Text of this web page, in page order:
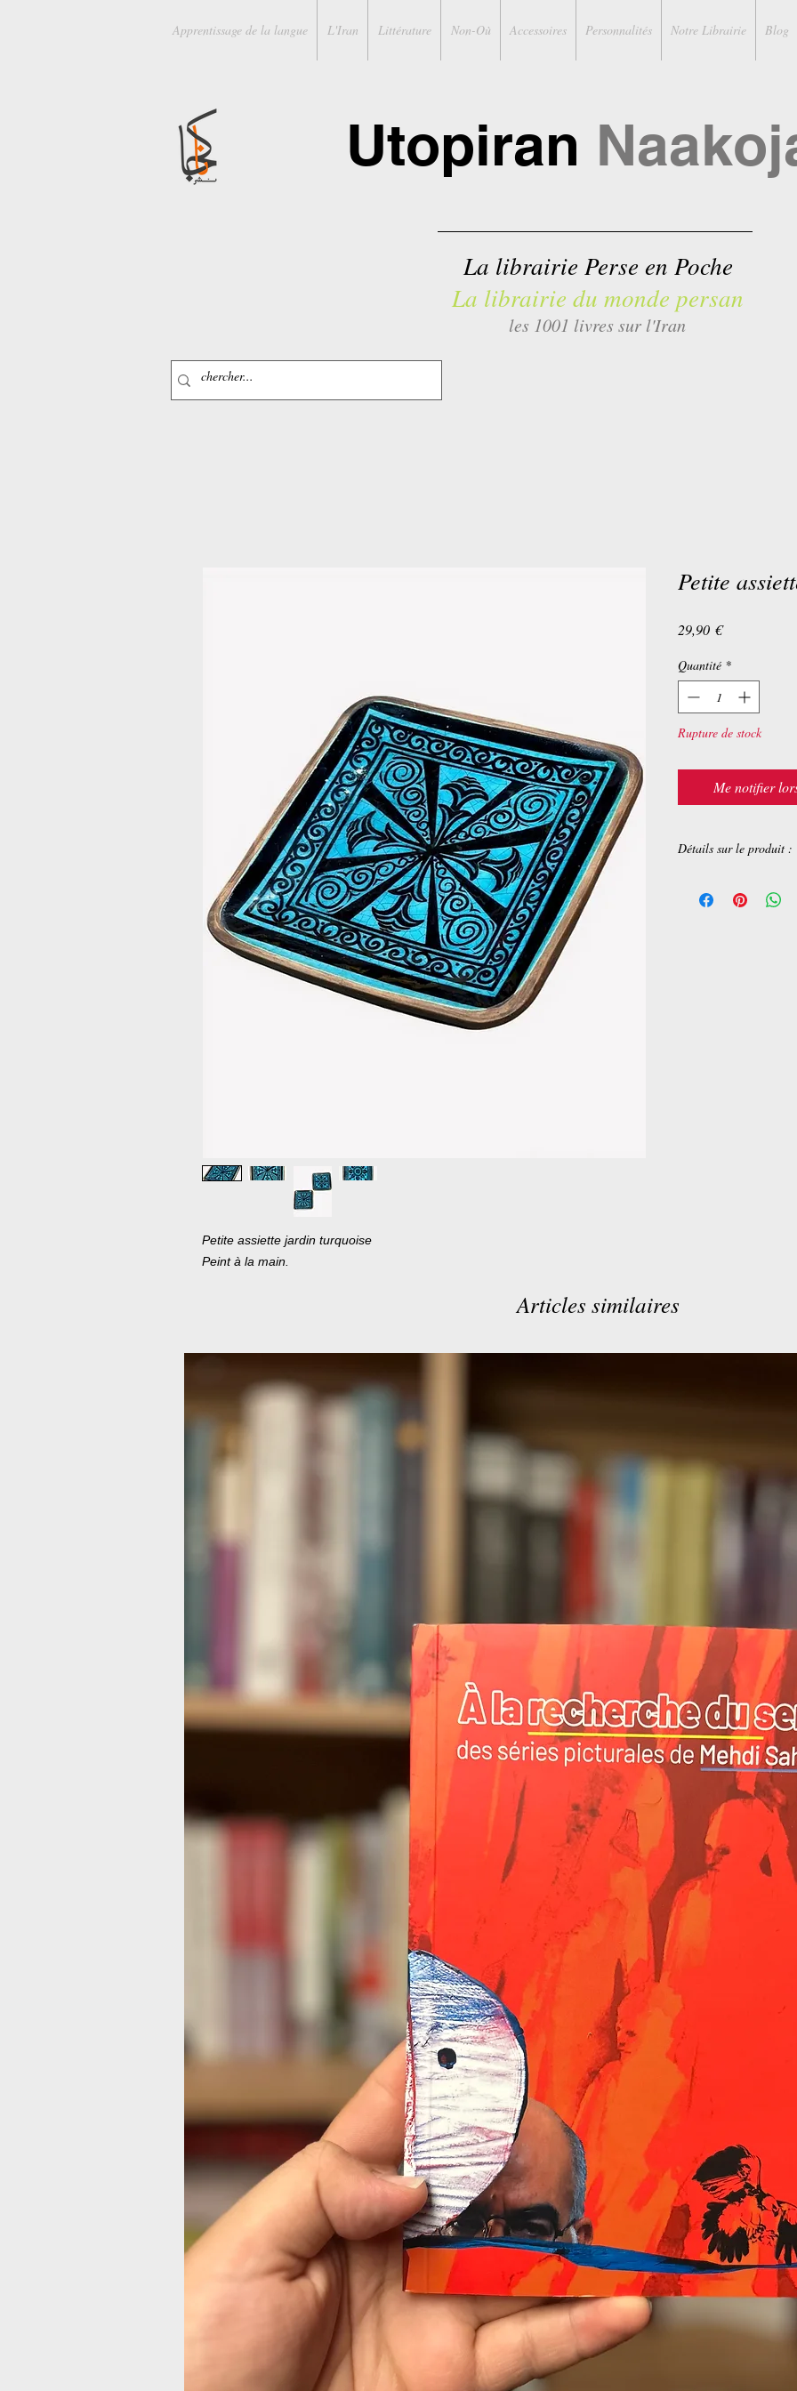
Apprentissage de la langue L'Iran Littérature Non-Où Accessoires Personnalités Notre Librairie Blog
Utopiran
La librairie Perse en Poche
La librairie du monde persan
les 1001 livres sur l'Iran
Petite assiette jardin turquoise
Peint à la main.
Petite
29,90 €Prix
Quantité *
Rupture de stock
Me notifier
Détails sur le produit :
18x18
Articles similaires